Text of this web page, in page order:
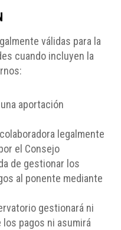
válidas para la
cuando incluyen la
aportación
legalmente
el Consejo
de gestionar los
al ponente mediante
gestionará ni
pagos ni asumirá